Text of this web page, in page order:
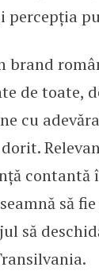
percepția
brand
de toate,
cu
să
să